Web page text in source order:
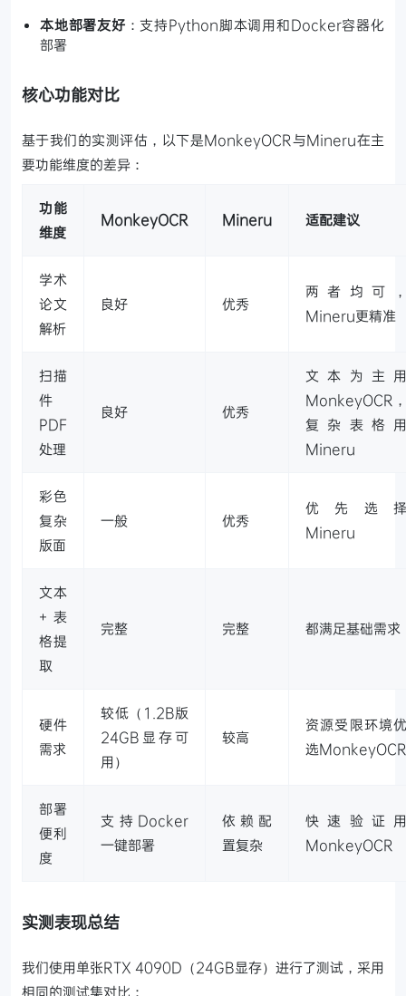
本地部署友好 ：支持Python脚本调用和Docker容器化
部署
核心功能对比
基于我们的实测评估，以下是MonkeyOCR与Mineru在主
要功能维度的差异：
功能
维度
MonkeyOCR Mineru 适配建议
学术
论文
解析
良好 优秀
两者均可，
Mineru更精准
扫描
件
PDF
处理
良好 优秀
文本为主用
MonkeyOCR，
复杂表格用
Mineru
彩色
复杂
版面
一般 优秀
优先选择
Mineru
文本
+表
格提
取
完整 完整 都满足基础需求
硬件
需求
较低（1.2B版
24GB显存可
用）
较高
资源受限环境优
选MonkeyOCR
部署
便利
度
支持Docker
一键部署
依赖配
置复杂
快速验证用
MonkeyOCR
实测表现总结
我们使用单张RTX 4090D（24GB显存）进行了测试，采用
相同的测试集对比：